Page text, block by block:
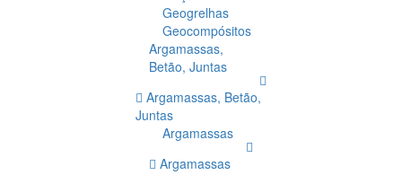
Geogrelhas
Geocompósitos
Argamassas,
Betão, Juntas
Argamassas, Betão,
Juntas
Argamassas
Argamassas